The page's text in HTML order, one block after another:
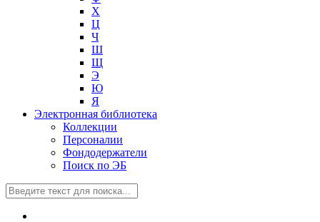
Х
Ц
Ч
Ш
Щ
Э
Ю
Я
Электронная библиотека
Коллекции
Персоналии
Фондодержатели
Поиск по ЭБ